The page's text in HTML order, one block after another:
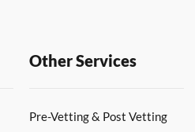
Other Services
Pre-Vetting & Post Vetting